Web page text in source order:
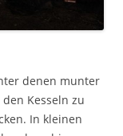
denen munter
Kesseln zu
In kleinen